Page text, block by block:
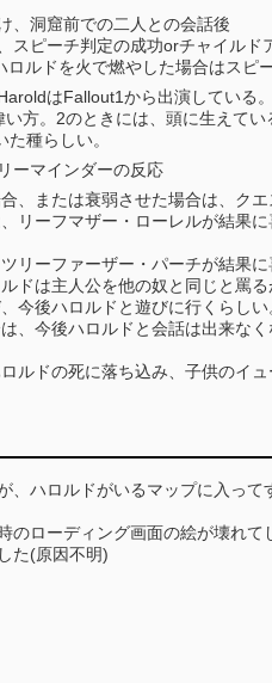
、洞窟前での二人との会話後
スピーチ判定の成功orチャイル
ルドを火で燃やした場合はスピ
はFallout1から出演している。
方。2のときには、頭に生えて
種らしい。
ーマインダーの反応
、または衰弱させた場合は、ク
リーフマザー・ローレルが結果
リーファーザー・パーチが結果
ルドは主人公を他の奴と同じと罵
今後ハロルドと遊びに行くらしい
、今後ハロルドと会話は出来な
ルドの死に落ち込み、子供のイュ
、ハロルドがいるマップに入っ
のローディング画面の絵が壊れ
た(原因不明)